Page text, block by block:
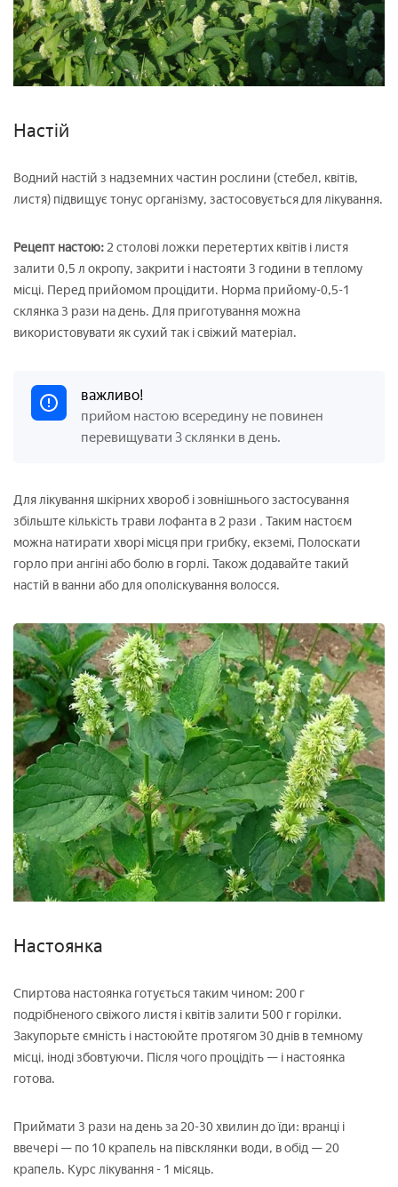
Настій
Водний настій з надземних частин рослини (стебел, квітів,
листя) підвищує тонус організму, застосовується для лікування.
Рецепт настою:2 столові ложки перетертих квітів і листя
залити 0,5 л окропу, закрити і настояти 3 години в теплому
місці. Перед прийомом процідити. Норма прийому-0,5-1
склянка 3 рази на день. Для приготування можна
використовувати як сухий так і свіжий матеріал.
важливо!
прийом настою всередину не повинен
перевищувати 3 склянки в день.
Для лікування шкірних хвороб і зовнішнього застосування
збільште кількість трави лофанта в 2 рази . Таким настоєм
можна натирати хворі місця при грибку, екземі, Полоскати
горло при ангіні або болю в горлі. Також додавайте такий
настій в ванни або для ополіскування волосся.
Настоянка
Спиртова настоянка готується таким чином: 200 г
подрібненого свіжого листя і квітів залити 500 г горілки.
Закупорьте ємність і настоюйте протягом 30 днів в темному
місці, іноді збовтуючи. Після чого процідіть — і настоянка
готова.
Приймати 3 рази на день за 20-30 хвилин до їди: вранці і
ввечері — по 10 крапель на півсклянки води, в обід — 20
крапель. Курс лікування - 1 місяць.